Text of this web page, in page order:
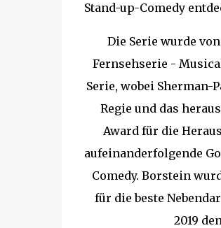
Stand-up-Comedy
Die Serie wurde
Fernsehserie -
Serie, wobei
Regie und das
Award für die
aufeinanderfolgende
Comedy. Borstein
für die beste
2019